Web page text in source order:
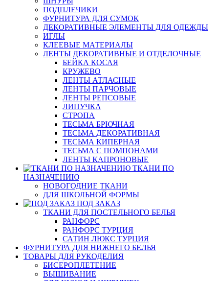
ПОДПЛЕЧИКИ
ФУРНИТУРА ДЛЯ СУМОК
ДЕКОРАТИВНЫЕ ЭЛЕМЕНТЫ ДЛЯ ОДЕЖДЫ
ИГЛЫ
КЛЕЕВЫЕ МАТЕРИАЛЫ
ЛЕНТЫ ДЕКОРАТИВНЫЕ И ОТДЕЛОЧНЫЕ
БЕЙКА КОСАЯ
КРУЖЕВО
ЛЕНТЫ АТЛАСНЫЕ
ЛЕНТЫ ПАРЧОВЫЕ
ЛЕНТЫ РЕПСОВЫЕ
ЛИПУЧКА
СТРОПА
ТЕСЬМА БРЮЧНАЯ
ТЕСЬМА ДЕКОРАТИВНАЯ
ТЕСЬМА КИПЕРНАЯ
ТЕСЬМА С ПОМПОНАМИ
ЛЕНТЫ КАПРОНОВЫЕ
ТКАНИ ПО
НАЗНАЧЕНИЮ
НОВОГОДНИЕ ТКАНИ
ДЛЯ ШКОЛЬНОЙ ФОРМЫ
ПОД ЗАКАЗ
ТКАНИ ДЛЯ ПОСТЕЛЬНОГО БЕЛЬЯ
РАНФОРС
РАНФОРС ТУРЦИЯ
САТИН ЛЮКС ТУРЦИЯ
ФУРНИТУРА ДЛЯ НИЖНЕГО БЕЛЬЯ
ТОВАРЫ ДЛЯ РУКОДЕЛИЯ
БИСЕРОПЛЕТЕНИЕ
ВЫШИВАНИЕ